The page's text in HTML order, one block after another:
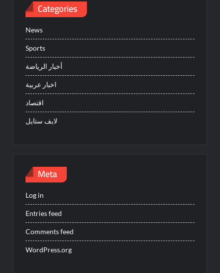
Categories
News
Sports
أخبار الرياضة
اخبار عربية
اقتصاد
لايف ستايل
Meta
Log in
Entries feed
Comments feed
WordPress.org